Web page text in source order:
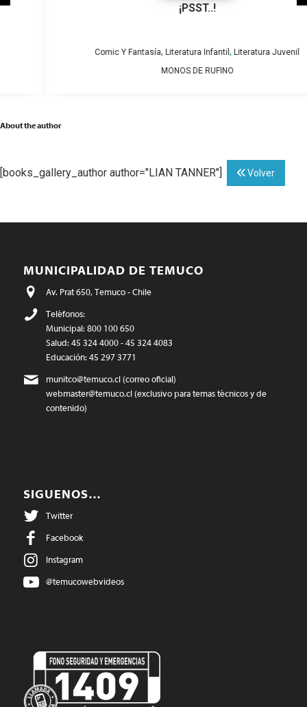
Comic Y Fantasía, Literatura Infantil,Literatura Juvenil
MONOS DE RUFINO
About the author
[books_gallery_author author="LIAN TANNER"] Volver
MUNICIPALIDAD DE TEMUCO
Av. Prat 650, Temuco - Chile
Teléfonos:
Municipal: 800 100 650
Salud: 45 324 4000 - 45 324 4083
Educación: 45 297 3771
munitco@temuco.cl(correo oficial)
webmaster@temuco.cl(exclusivo para temas técnicos y de
contenido)
SIGUENOS…
Twitter
Facebook
Instagram
@temucowebvideos